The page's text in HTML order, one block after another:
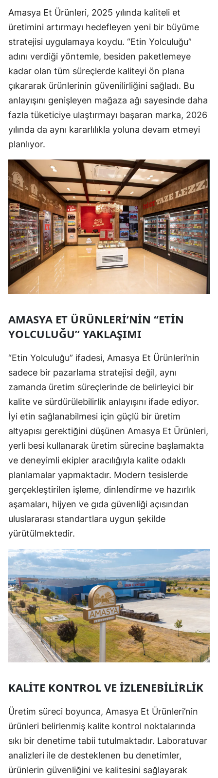
Amasya Et Ürünleri, 2025 yılında kaliteli et
üretimini artırmayı hedefleyen yeni bir büyüme
stratejisi uygulamaya koydu. “Etin Yolculuğu”
adını verdiği yöntemle, besiden paketlemeye
kadar olan tüm süreçlerde kaliteyi ön plana
çıkararak ürünlerinin güvenilirliğini sağladı. Bu
anlayışını genişleyen mağaza ağı sayesinde daha
fazla tüketiciye ulaştırmayı başaran marka, 2026
yılında da aynı kararlılıkla yoluna devam etmeyi
planlıyor.
AMASYA ET ÜRÜNLERI’NIN “ETIN
YOLCULUĞU” YAKLAŞIMI
“Etin Yolculuğu” ifadesi, Amasya Et Ürünleri’nin
sadece bir pazarlama stratejisi değil, aynı
zamanda üretim süreçlerinde de belirleyici bir
kalite ve sürdürülebilirlik anlayışını ifade ediyor.
İyi etin sağlanabilmesi için güçlü bir üretim
altyapısı gerektiğini düşünen Amasya Et Ürünleri,
yerli besi kullanarak üretim sürecine başlamakta
ve deneyimli ekipler aracılığıyla kalite odaklı
planlamalar yapmaktadır. Modern tesislerde
gerçekleştirilen işleme, dinlendirme ve hazırlık
aşamaları, hijyen ve gıda güvenliği açısından
uluslararası standartlara uygun şekilde
yürütülmektedir.
KALITE KONTROL VE İZLENEBILIRLIK
Üretim süreci boyunca, Amasya Et Ürünleri’nin
ürünleri belirlenmiş kalite kontrol noktalarında
sıkı bir denetime tabii tutulmaktadır. Laboratuvar
analizleri ile de desteklenen bu denetimler,
ürünlerin güvenliğini ve kalitesini sağlayarak